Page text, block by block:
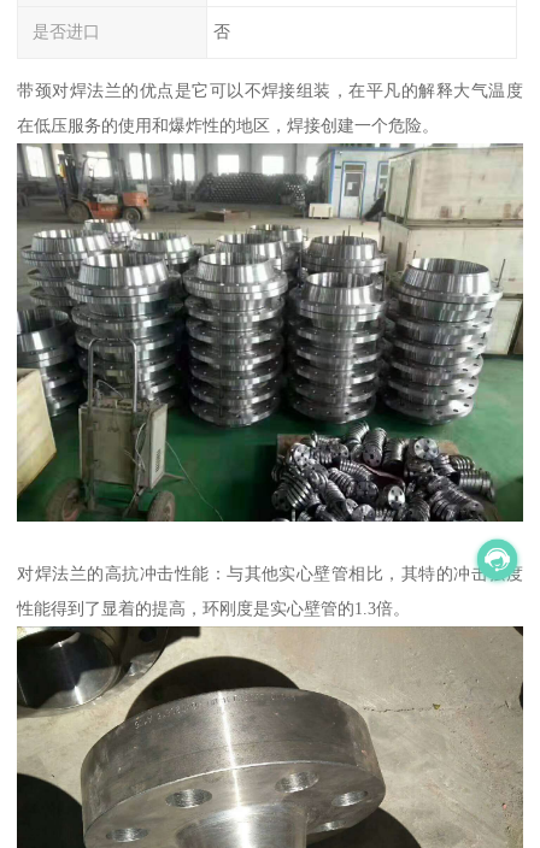
是否进口 否
带颈对焊法兰的优点是它可以不焊接组装，在平凡的解释大气温度
在低压服务的使用和爆炸性的地区，焊接创建一个危险。
对焊法兰的高抗冲击性能：与其他实心壁管相比，其特的冲击强度
性能得到了显着的提高，环刚度是实心壁管的1.3倍。